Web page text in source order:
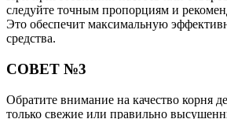
следуйте точным пропорциям и
Это обеспечит максимальную
средства.
СОВЕТ №3
Обратите внимание на качество корня
только свежие или правильно